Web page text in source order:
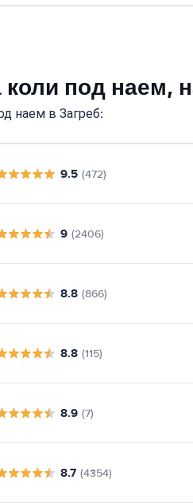
под наем,
наем в Загреб:
9.5 (472)
9 (2406)
8.8 (866)
8.8 (115)
8.9 (7)
8.7 (4354)